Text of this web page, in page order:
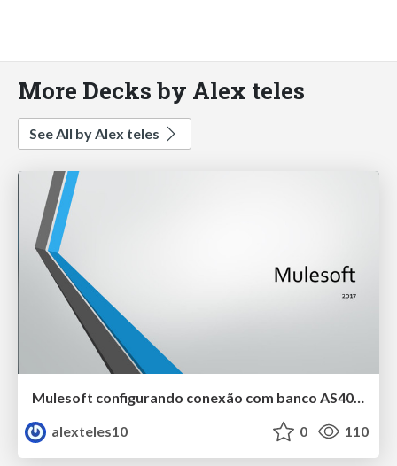
More Decks by Alex teles
See All by Alex teles
Mulesoft configurando conexão com banco AS400 DB2
alexteles10
0 110